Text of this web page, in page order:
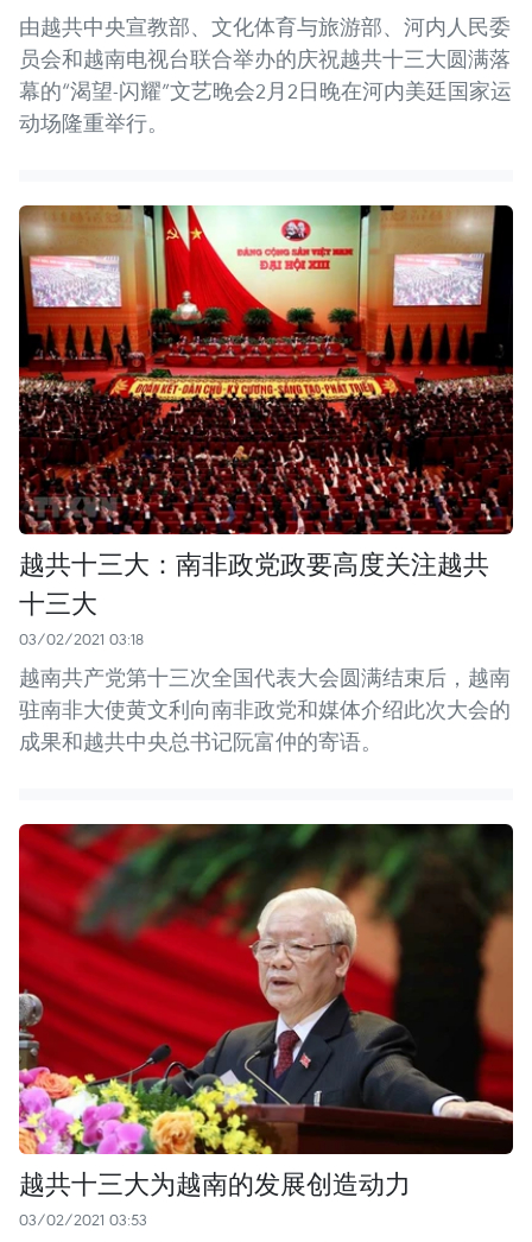
由越共中央宣教部、文化体育与旅游部、河内人民委
员会和越南电视台联合举办的庆祝越共十三大圆满落
幕的“渴望-闪耀”文艺晚会2月2日晚在河内美廷国家运
动场隆重举行。
越共十三大：南非政党政要高度关注越共
十三大
03/02/2021 03:18
越南共产党第十三次全国代表大会圆满结束后，越南
驻南非大使黄文利向南非政党和媒体介绍此次大会的
成果和越共中央总书记阮富仲的寄语。
越共十三大为越南的发展创造动力
03/02/2021 03:53